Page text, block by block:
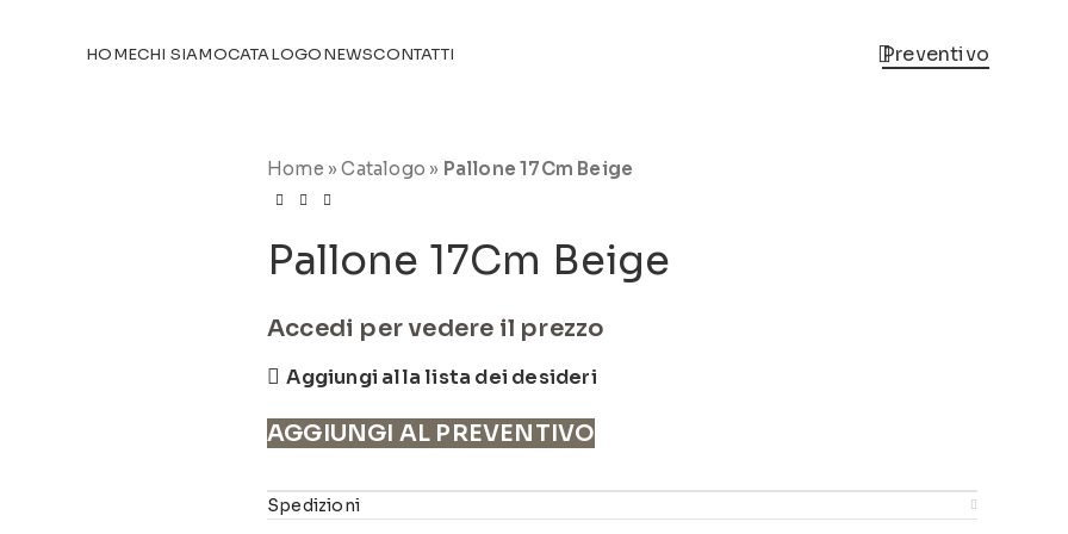
HOMECHI SIAMOCATALOGONEWSCONTATTI Preventivo
Home »Catalogo » Pallone 17Cm Beige
Pallone 17Cm Beige
Accedi per vedere il prezzo
Aggiungi alla lista dei desideri
AGGIUNGI AL PREVENTIVO
Spedizioni